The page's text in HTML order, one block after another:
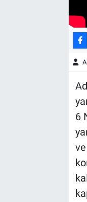
6
BİLİM VE
Şambayat